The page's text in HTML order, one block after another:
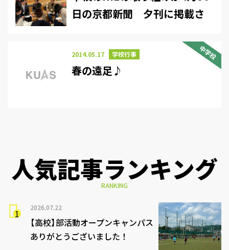
日の京都新聞 夕刊に掲載さ
中学校
2014.05.17 学校行事
春の遠足♪
人気記事ランキング
RANKING
2026.07.22
【高校】部活動オープンキャンパス
ありがとうございました！